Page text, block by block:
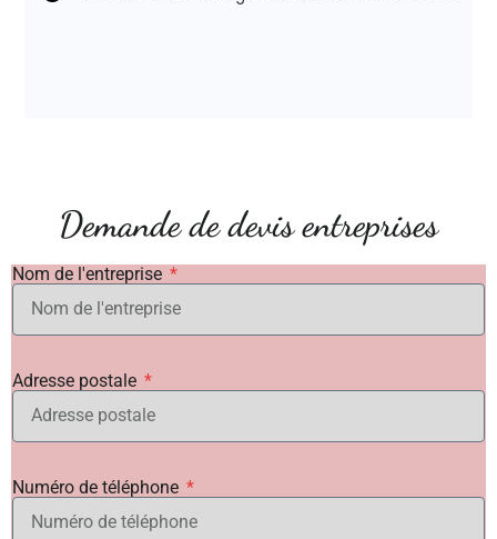
Demande de devis entreprises
Nom de l'entreprise
Adresse postale
Numéro de téléphone